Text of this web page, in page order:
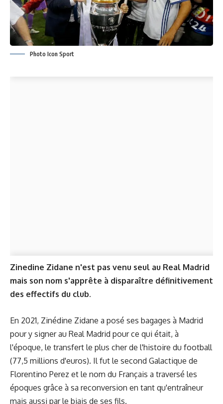
Photo Icon Sport
Zinedine Zidane n'est pas venu seul au Real Madrid
mais son nom s'apprête à disparaître définitivement
des effectifs du club.
En 2021, Zinédine Zidane a posé ses bagages à Madrid
pour y signer au Real Madrid pour ce qui était, à
l'époque, le transfert le plus cher de l'histoire du football
(77,5 millions d'euros). Il fut le second Galactique de
Florentino Perez et le nom du Français a traversé les
époques grâce à sa reconversion en tant qu'entraîneur
mais aussi par le biais de ses fils.